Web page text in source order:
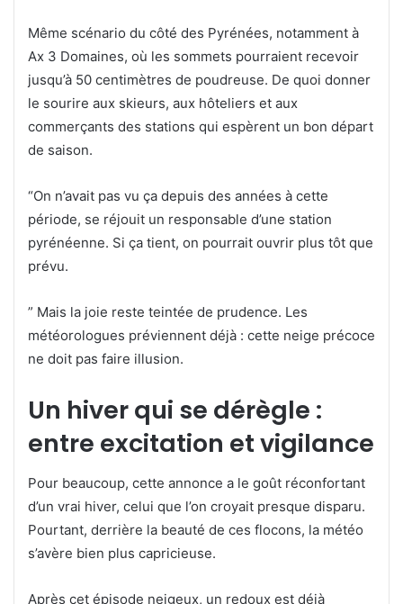
Même scénario du côté des Pyrénées, notamment à
Ax 3 Domaines, où les sommets pourraient recevoir
jusqu’à 50 centimètres de poudreuse. De quoi donner
le sourire aux skieurs, aux hôteliers et aux
commerçants des stations qui espèrent un bon départ
de saison.
“On n’avait pas vu ça depuis des années à cette
période, se réjouit un responsable d’une station
pyrénéenne. Si ça tient, on pourrait ouvrir plus tôt que
prévu.
” Mais la joie reste teintée de prudence. Les
météorologues préviennent déjà : cette neige précoce
ne doit pas faire illusion.
Un hiver qui se dérègle :
entre excitation et vigilance
Pour beaucoup, cette annonce a le goût réconfortant
d’un vrai hiver, celui que l’on croyait presque disparu.
Pourtant, derrière la beauté de ces flocons, la météo
s’avère bien plus capricieuse.
Après cet épisode neigeux, un redoux est déjà